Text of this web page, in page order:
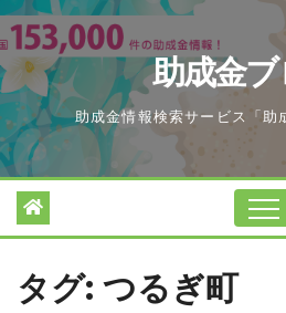
Skip
to
content
助成金
助成金情報検索サービス「助
タグ: つるぎ町